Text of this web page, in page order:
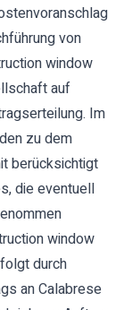
von
window
auf
Im
zu dem
berücksichtigt
die eventuell
window
durch
an Calabrese